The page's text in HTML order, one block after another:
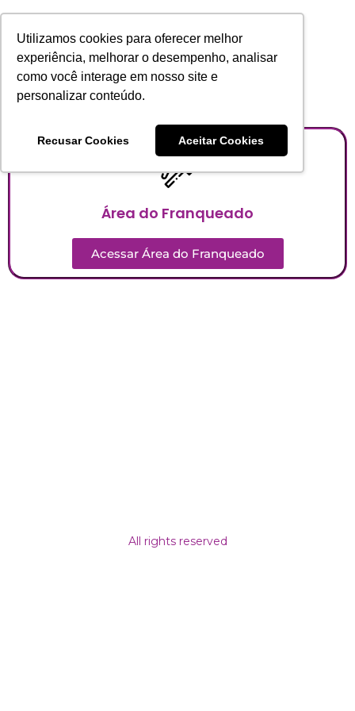
Utilizamos cookies para oferecer melhor
experiência, melhorar o desempenho, analisar
como você interage em nosso site e
personalizar conteúdo.
Recusar Cookies Aceitar Cookies
Orthodent
Área do Franqueado
Acessar Área do Franqueado
All rights reserved